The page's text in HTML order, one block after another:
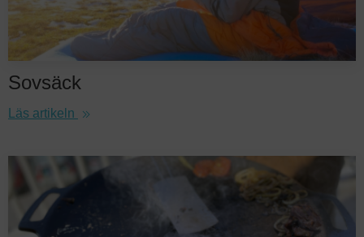
Sovsäck
Läs artikeln